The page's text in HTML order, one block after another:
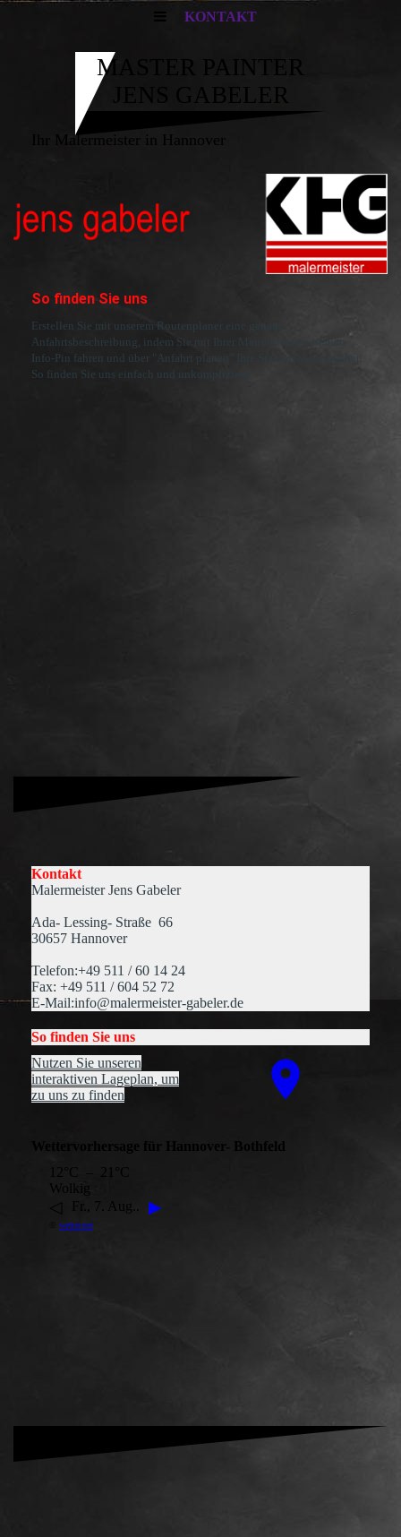
KONTAKT
MASTER PAINTER
JENS GABELER
Ihr Malermeister in Hannover
So finden Sie uns
Erstellen Sie mit unserem Routenplaner eine genaue
Anfahrtsbeschreibung, indem Sie mit Ihrer Maus über den blauen
Info-Pin fahren und über "Anfahrt planen" Ihre Startadresse eingeben.
So finden Sie uns einfach und unkompliziert.
Kontakt
Malermeister Jens Gabeler
Ada- Lessing- Straße 66
30657 Hannover
Telefon:+49 511 / 60 14 24
Fax: +49 511 / 604 52 72
E-Mail:info@malermeister-gabeler.de
So finden Sie uns
Nutzen Sie unseren
interaktiven La­ge­plan, um
zu uns zu finden
Wettervorhersage für Hannover- Bothfeld
12°C – 21°C
Wolkig
Fr., 7. Aug.. ▶
wetter.net